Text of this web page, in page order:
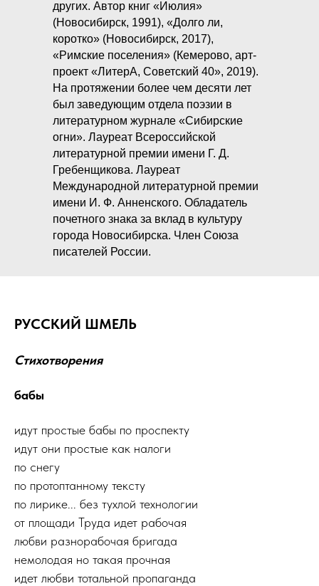
других. Автор книг «Июлия»
(Новосибирск, 1991), «Долго ли,
коротко» (Новосибирск, 2017),
«Римские поселения» (Кемерово, арт-
проект «ЛитерА, Советский 40», 2019).
На протяжении более чем десяти лет
был заведующим отдела поэзии в
литературном журнале «Сибирские
огни». Лауреат Всероссийской
литературной премии имени Г. Д.
Гребенщикова. Лауреат
Международной литературной премии
имени И. Ф. Анненского. Обладатель
почетного знака за вклад в культуру
города Новосибирска. Член Союза
писателей России.
РУССКИЙ ШМЕЛЬ
Стихотворения
бабы
идут простые бабы по проспекту
идут они простые как налоги
по снегу
по протоптанному тексту
по лирике... без тухлой технологии
от площади Труда идет рабочая
любви разнорабочая бригада
немолодая но такая прочная
идет любви тотальной пропаганда